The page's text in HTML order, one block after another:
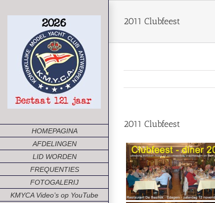
naar
HOMEPAGINA
AFDELINGEN
LID WORDEN
FREQUENTIES
FOTOGALERIJ
KMYCA Video’s op YouTube
2011 Clubfeest
2011 Clubfeest